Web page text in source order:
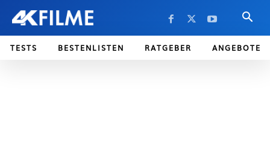
TESTS BESTENLISTEN RATGEBER ANGEBOTE